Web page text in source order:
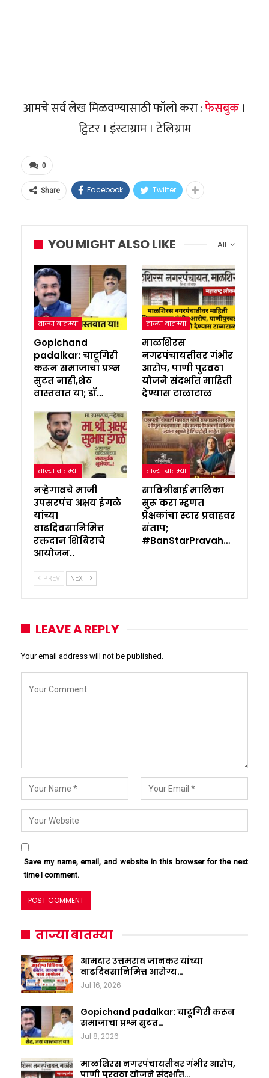
आमचे सर्व लेख मिळवण्यासाठी फॉलो करा :फेसबुक ।
ट्विटर । इंस्टाग्राम । टेलिग्राम
0
Share Facebook Twitter
All
YOU MIGHT ALSO LIKE
ताज्या बातम्या
Gopichand
padalkar: चाटूगिरी
करून समाजाचा प्रश्न
सुटत नाही,शेठ
वास्तवात या; डॉ…
ताज्या बातम्या
माळशिरस
नगरपंचायतीवर गंभीर
आरोप, पाणी पुरवठा
योजने संदर्भात माहिती
देण्यास टाळाटाळ
ताज्या बातम्या
नऱ्हेगावचे माजी
उपसरपंच अक्षय इंगळे
यांच्या
वाढदिवसानिमित्त
रक्तदान शिबिराचे
आयोजन..
ताज्या बातम्या
सावित्रीबाई मालिका
सुरू करा म्हणत
प्रेक्षकांचा स्टार प्रवाहवर
संताप;
#BanStarPravah…
PREV NEXT
LEAVE A REPLY
Your email address will not be published.
Save my name, email, and website in this browser for the next
time I comment.
ताज्या बातम्या
आमदार उत्तमराव जानकर यांच्या
वाढदिवसानिमित्त आरोग्य…
Jul 16, 2026
Gopichand padalkar: चाटूगिरी करून
समाजाचा प्रश्न सुटत…
Jul 8, 2026
माळशिरस नगरपंचायतीवर गंभीर आरोप,
पाणी पुरवठा योजने संदर्भात…